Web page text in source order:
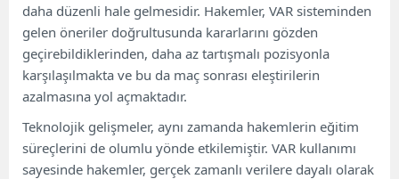
daha düzenli hale gelmesidir. Hakemler, VAR sisteminden
gelen öneriler doğrultusunda kararlarını gözden
geçirebildiklerinden, daha az tartışmalı pozisyonla
karşılaşılmakta ve bu da maç sonrası eleştirilerin
azalmasına yol açmaktadır.
Teknolojik gelişmeler, aynı zamanda hakemlerin eğitim
süreçlerini de olumlu yönde etkilemiştir. VAR kullanımı
sayesinde hakemler, gerçek zamanlı verilere dayalı olarak